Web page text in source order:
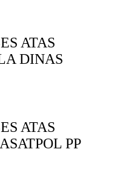
ATAS
DINAS
ATAS
PP